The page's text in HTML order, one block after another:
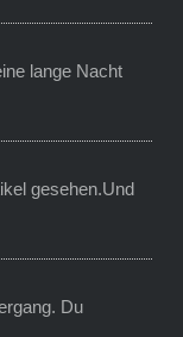
lange Nacht
gesehen.Und
Du